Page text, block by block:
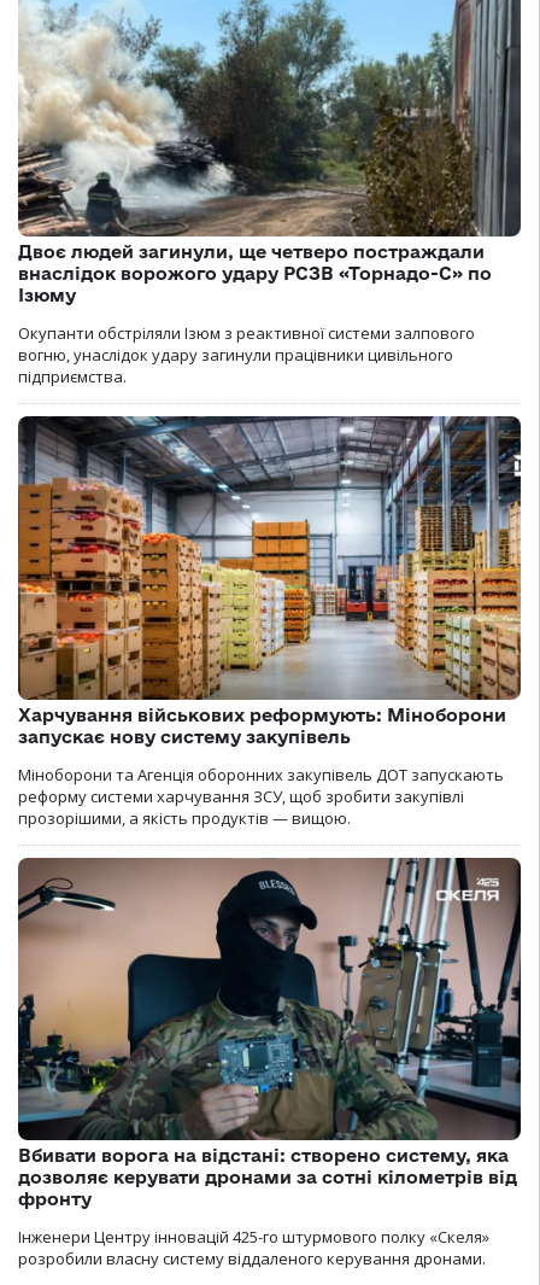
Двоє людей загинули, ще четверо постраждали
внаслідок ворожого удару РСЗВ «Торнадо-С» по
Ізюму
Окупанти обстріляли Ізюм з реактивної системи залпового
вогню, унаслідок удару загинули працівники цивільного
підприємства.
Харчування військових реформують: Міноборони
запускає нову систему закупівель
Міноборони та Агенція оборонних закупівель ДОТ запускають
реформу системи харчування ЗСУ, щоб зробити закупівлі
прозорішими, а якість продуктів — вищою.
Вбивати ворога на відстані: створено систему, яка
дозволяє керувати дронами за сотні кілометрів від
фронту
Інженери Центру інновацій 425-го штурмового полку «Скеля»
розробили власну систему віддаленого керування дронами.